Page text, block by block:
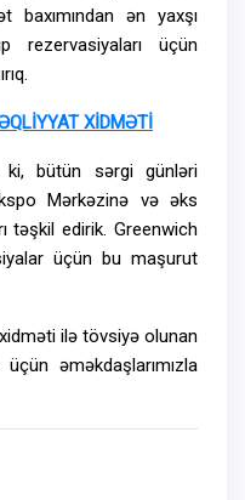
ən yaxşı
üçün
XİDMƏTİ
ki, bütün sərgi günləri
Mərkəzinə və əks
təşkil edirik. Greenwich
üçün bu maşurut
ilə tövsiyə olunan
əməkdaşlarımızla